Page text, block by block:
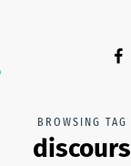
BROWSING TAG
discours